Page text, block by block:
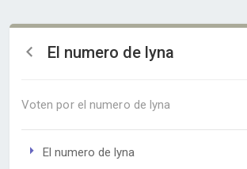
El numero de lyna
Voten por el numero de lyna
El numero de lyna